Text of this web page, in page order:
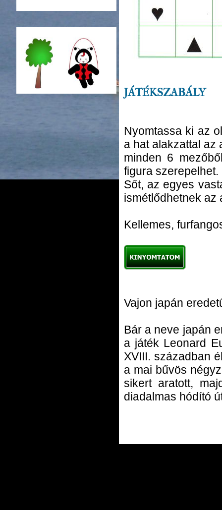
JÁTÉKSZABÁLY
Nyomtassa ki az
a hat alakzattal az
minden 6
figura szerepelhet.
Sőt, az egyes
ismétlődhetnek az
Kellemes,
Vajon japán
Bár a neve japán
a játék Leonard
XVIII. században
a mai bűvös
sikert aratott,
diadalmas hódító